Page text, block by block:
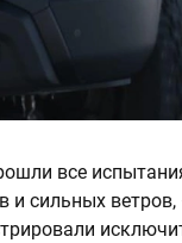
все
и сильных